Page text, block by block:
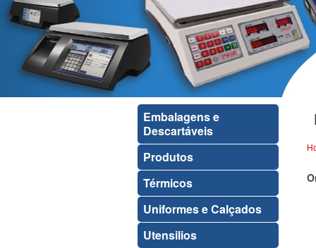
Embalagens e
Descartáveis
Produtos
Térmicos
Uniformes e Calçados
Utensilios